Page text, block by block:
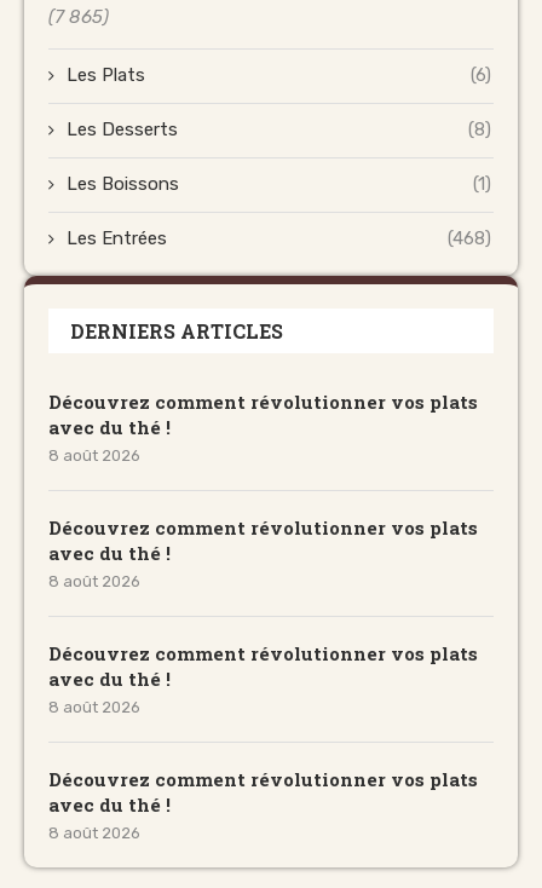
(7 865)
Les Plats (6)
Les Desserts (8)
Les Boissons (1)
Les Entrées (468)
DERNIERS ARTICLES
Découvrez comment révolutionner vos plats
avec du thé !
8 août 2026
Découvrez comment révolutionner vos plats
avec du thé !
8 août 2026
Découvrez comment révolutionner vos plats
avec du thé !
8 août 2026
Découvrez comment révolutionner vos plats
avec du thé !
8 août 2026